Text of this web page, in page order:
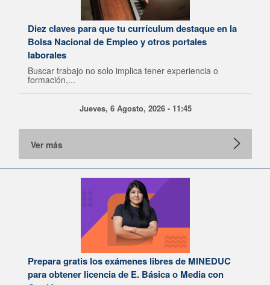
Diez claves para que tu currículum destaque en la
Bolsa Nacional de Empleo y otros portales
laborales
Buscar trabajo no solo implica tener experiencia o
formación,...
Jueves, 6 Agosto, 2026 - 11:45
Ver más
Prepara gratis los exámenes libres de MINEDUC
para obtener licencia de E. Básica o Media con